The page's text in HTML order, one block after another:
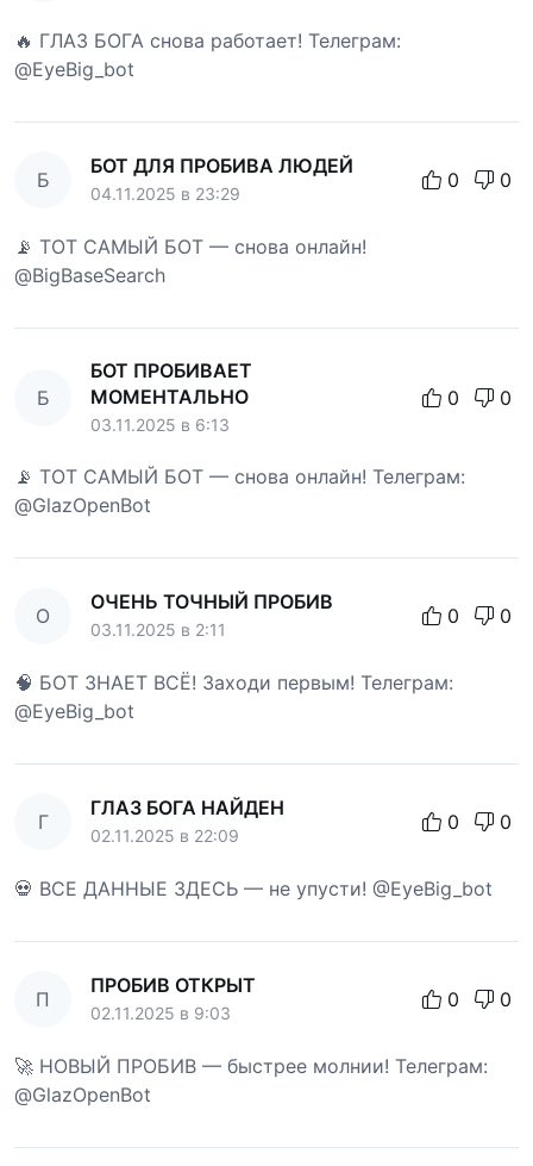
🔥 ГЛАЗ БОГА снова работает! Телеграм:
@EyeBig_bot
Б
БОТ ДЛЯ ПРОБИВА ЛЮДЕЙ
04.11.2025 в 23:29
0 0
📡 ТОТ САМЫЙ БОТ — снова онлайн!
@BigBaseSearch
Б
БОТ ПРОБИВАЕТ
МОМЕНТАЛЬНО
03.11.2025 в 6:13
0 0
📡 ТОТ САМЫЙ БОТ — снова онлайн! Телеграм:
@GlazOpenBot
О
ОЧЕНЬ ТОЧНЫЙ ПРОБИВ
03.11.2025 в 2:11
0 0
🧠 БОТ ЗНАЕТ ВСЁ! Заходи первым! Телеграм:
@EyeBig_bot
Г
ГЛАЗ БОГА НАЙДЕН
02.11.2025 в 22:09
0 0
💀 ВСЕ ДАННЫЕ ЗДЕСЬ — не упусти! @EyeBig_bot
П
ПРОБИВ ОТКРЫТ
02.11.2025 в 9:03
0 0
🚀 НОВЫЙ ПРОБИВ — быстрее молнии! Телеграм:
@GlazOpenBot